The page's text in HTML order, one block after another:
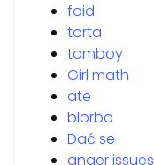
foid
torta
tomboy
Girl math
ate
blorbo
Dać se
anger issues